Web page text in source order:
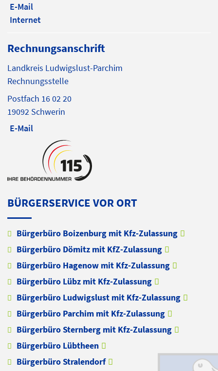
E-Mail
Internet
Rechnungsanschrift
Landkreis Ludwigslust-Parchim
Rechnungsstelle
Postfach 16 02 20
19092 Schwerin
E-Mail
BÜRGERSERVICE VOR ORT
Bürgerbüro Boizenburg mit Kfz-Zulassung
Bürgerbüro Dömitz mit KfZ-Zulassung
Bürgerbüro Hagenow mit Kfz-Zulassung
Bürgerbüro Lübz mit Kfz-Zulassung
Bürgerbüro Ludwigslust mit Kfz-Zulassung
Bürgerbüro Parchim mit Kfz-Zulassung
Bürgerbüro Sternberg mit Kfz-Zulassung
Bürgerbüro Lübtheen
Bürgerbüro Stralendorf